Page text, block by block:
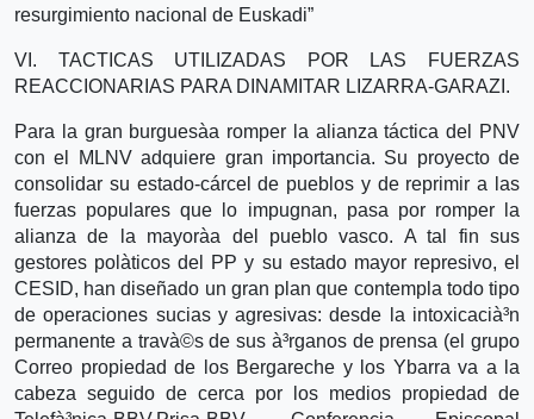
resurgimiento nacional de Euskadi”
VI. TACTICAS UTILIZADAS POR LAS FUERZAS
REACCIONARIAS PARA DINAMITAR LIZARRA-GARAZI.
Para la gran burguesà­a romper la alianza táctica del PNV
con el MLNV adquiere gran importancia. Su proyecto de
consolidar su estado-cárcel de pueblos y de reprimir a las
fuerzas populares que lo impugnan, pasa por romper la
alianza de la mayorà­a del pueblo vasco. A tal fin sus
gestores polà­ticos del PP y su estado mayor represivo, el
CESID, han diseñado un gran plan que contempla todo tipo
de operaciones sucias y agresivas: desde la intoxicacià³n
permanente a travà©s de sus à³rganos de prensa (el grupo
Correo propiedad de los Bergareche y los Ybarra va a la
cabeza seguido de cerca por los medios propiedad de